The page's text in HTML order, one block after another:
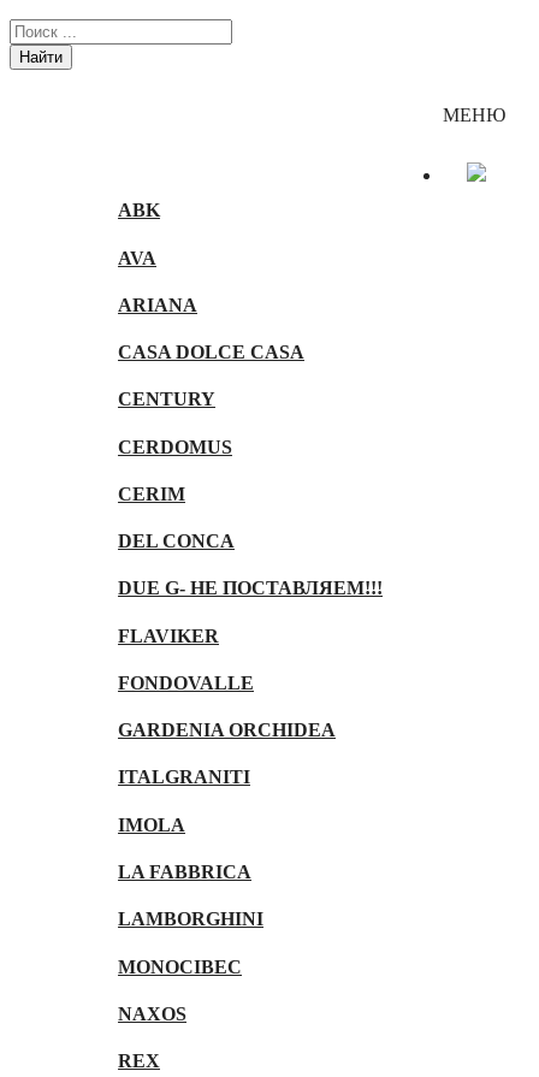
Найти
ABK
AVA
ARIANA
CASA DOLCE CASA
CENTURY
CERDOMUS
CERIM
DEL CONCA
DUE G- НЕ ПОСТАВЛЯЕМ!!!
FLAVIKER
FONDOVALLE
GARDENIA ORCHIDEA
ITALGRANITI
IMOLA
LA FABBRICA
LAMBORGHINI
MONOCIBEC
NAXOS
REX
МЕНЮ